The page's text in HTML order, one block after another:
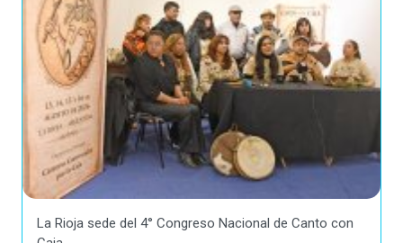
La Rioja sede del 4° Congreso Nacional de Canto con